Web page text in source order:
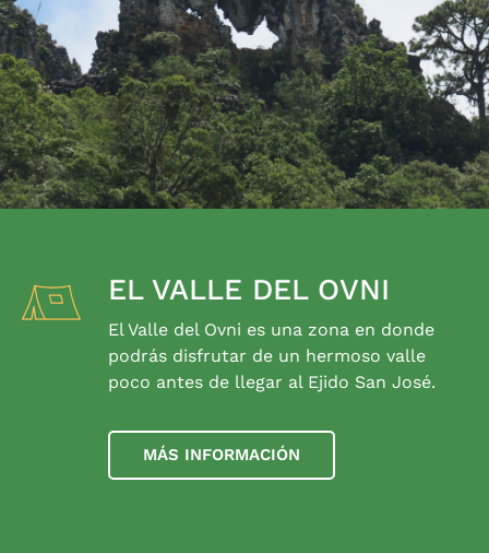
EL VALLE DEL OVNI
El Valle del Ovni es una zona en donde
podrás disfrutar de un hermoso valle
poco antes de llegar al Ejido San José.
MÁS INFORMACIÓN